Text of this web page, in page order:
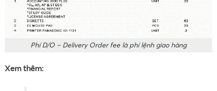
Phí D/O – Delivery Order fee là phí lệnh giao hàng
Xem thêm: